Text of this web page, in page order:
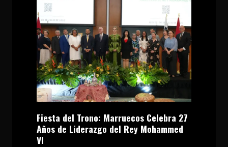
Fiesta del Trono: Marruecos Celebra 27
Años de Liderazgo del Rey Mohammed
VI